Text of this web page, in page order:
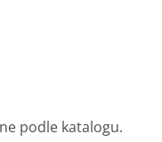
podle katalogu.